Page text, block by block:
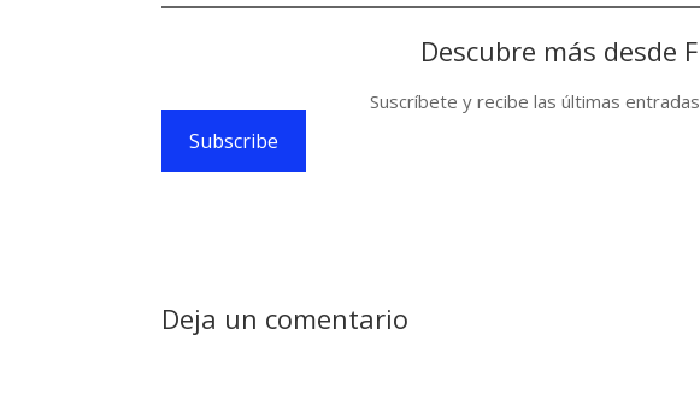
Descubre más desde
Suscríbete y recibe las últimas
Subscribe
Deja un comentario